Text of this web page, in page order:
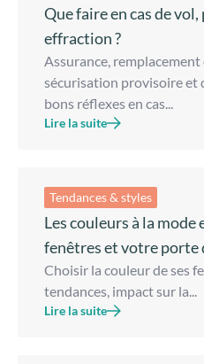
Que faire en cas de
effraction ?
Assurance, remplacement
sécurisation provisoire et
bons réflexes en cas...
Lire la suite
Tendances & styles
Les couleurs à la mode
fenêtres et votre porte
Choisir la couleur de ses
tendances, impact sur la...
Lire la suite